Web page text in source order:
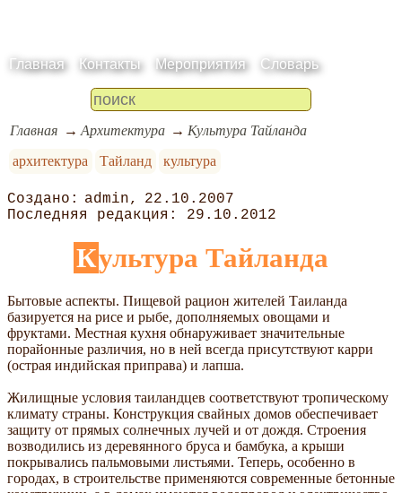
Главная Контакты Мероприятия Словарь
Главная Архитектура
Культура Тайланда
архитектура
Тайланд культура
admin
22.10.2007
29.10.2012
Культура Тайланда
Бытовые аспекты. Пищевой рацион жителей Таиланда
базируется на рисе и рыбе, дополняемых овощами и
фруктами. Местная кухня обнаруживает значительные
порайонные различия, но в ней всегда присутствуют карри
(острая индийская приправа) и лапша.
Жилищные условия таиландцев соответствуют тропическому
климату страны. Конструкция свайных домов обеспечивает
защиту от прямых солнечных лучей и от дождя. Строения
возводились из деревянного бруса и бамбука, а крыши
покрывались пальмовыми листьями. Теперь, особенно в
городах, в строительстве применяются современные бетонные